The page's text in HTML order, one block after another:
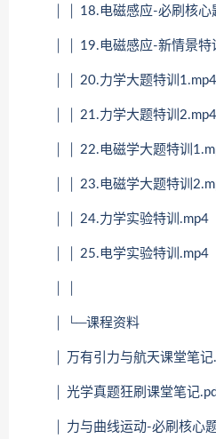
│ │ 18.电磁感应-必刷核心
│ │ 19.电磁感应-新情景特
│ │ 20.力学大题特训1.mp4
│ │ 21.力学大题特训2.mp4
│ │ 22.电磁学大题特训
│ │ 23.电磁学大题特训
│ │ 24.力学实验特训.mp4
│ │ 25.电学实验特训.mp4
│ └─课程资料
│ 万有引力与航天课堂笔记
│ 光学真题狂刷课堂笔记
│ 力与曲线运动-必刷核心题